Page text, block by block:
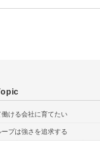
ける会社に育てたい
ープは強さを追求する